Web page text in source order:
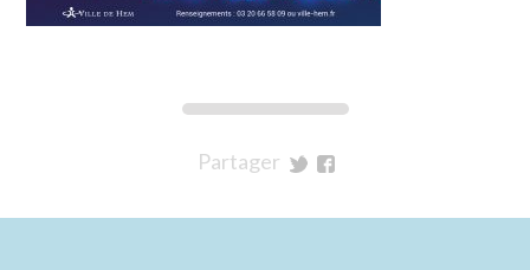
Partager
Twitter
Facebook